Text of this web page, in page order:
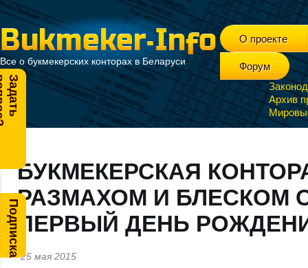
Подписка
З
а
д
а
т
ь
в
о
п
р
о
с
Все о букмекерских конторах в Беларуси
О проекте
Форум
Архив
БУКМЕКЕРСКАЯ
РАЗМАХОМ И БЛЕСКОМ
ПЕРВЫЙ ДЕНЬ
25 мая 2015